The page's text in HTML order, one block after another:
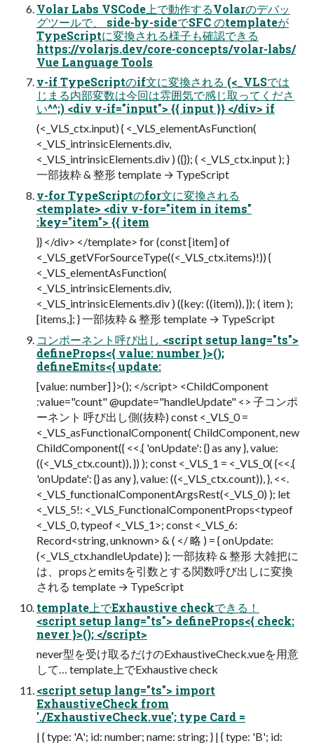
Volar Labs VSCode上で動作するVolarのデバッ
グツールで、 side-by-sideでSFC のtemplateが
TypeScriptに変換される様子も確認できる
https://volarjs.dev/core-concepts/volar-labs/
Vue Language Tools
v-if TypeScriptのif文に変換される (<_VLSでは
じまる内部変数は今回は雰囲気で感じ取ってくださ
い^^;) <div v-if="input"> {{ input }} </div> if
(<_VLS_ctx.input) { <_VLS_elementAsFunction(
<_VLS_intrinsicElements.div,
<_VLS_intrinsicElements.div ) ({}); ( <_VLS_ctx.input ); }
一部抜粋 & 整形 template → TypeScript
v-for TypeScriptのfor文に変換される
<template> <div v-for="item in items"
:key="item"> {{ item
}} </div> </template> for (const [item] of
<_VLS_getVForSourceType((<_VLS_ctx.items)!)) {
<_VLS_elementAsFunction(
<_VLS_intrinsicElements.div,
<_VLS_intrinsicElements.div ) ({key: ((item)), }); ( item );
[items,]; } 一部抜粋 & 整形 template → TypeScript
コンポーネント呼び出し <script setup lang="ts">
defineProps<{ value: number }>();
defineEmits<{ update:
[value: number] }>(); </script> <ChildComponent
:value="count" @update="handleUpdate" <> 子コンポ
ーネント 呼び出し側(抜粋) const <_VLS_0 =
<_VLS_asFunctionalComponent( ChildComponent, new
ChildComponent({ <<.{ 'onUpdate': {} as any }, value:
((<_VLS_ctx.count)), }) ); const <_VLS_1 = <_VLS_0( {<<.{
'onUpdate': {} as any }, value: ((<_VLS_ctx.count)), }, <<.
<_VLS_functionalComponentArgsRest(<_VLS_0) ); let
<_VLS_5!: <_VLS_FunctionalComponentProps<typeof
<_VLS_0, typeof <_VLS_1>; const <_VLS_6:
Record<string, unknown> & ( </ 略 ) = { onUpdate:
(<_VLS_ctx.handleUpdate) }; 一部抜粋 & 整形 大雑把に
は、propsとemitsを引数とする関数呼び出しに変換
される template → TypeScript
template上でExhaustive checkできる！
<script setup lang="ts"> defineProps<{ check:
never }>(); </script>
never型を受け取るだけのExhaustiveCheck.vueを用意
して… template上でExhaustive check
<script setup lang="ts"> import
ExhaustiveCheck from
'./ExhaustiveCheck.vue'; type Card =
| { type: 'A'; id: number; name: string; } | { type: 'B'; id: